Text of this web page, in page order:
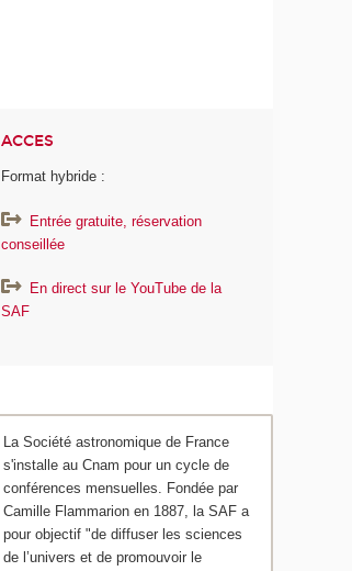
ACCES
Format hybride :
Entrée gratuite, réservation
conseillée
En direct sur le YouTube de la
SAF
La Société astronomique de France
s'installe au Cnam pour un cycle de
conférences mensuelles. Fondée par
Camille Flammarion en 1887, la SAF a
pour objectif "de diffuser les sciences
de l’univers et de promouvoir le